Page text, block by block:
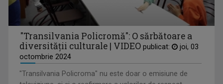
MIHNEA STOICA
Lector universitar doctor la Facultatea de ...
"Transilvania Policromă": O sărbătoare a
diversității culturale | VIDEO publicat:
joi, 03
octombrie 2024
"Transilvania Policroma" nu este doar o emisiune de